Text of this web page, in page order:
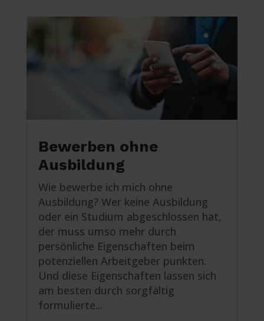
Bewerben ohne
Ausbildung
Wie bewerbe ich mich ohne
Ausbildung? Wer keine Ausbildung
oder ein Studium abgeschlossen hat,
der muss umso mehr durch
persönliche Eigenschaften beim
potenziellen Arbeitgeber punkten.
Und diese Eigenschaften lassen sich
am besten durch sorgfältig
formulierte...